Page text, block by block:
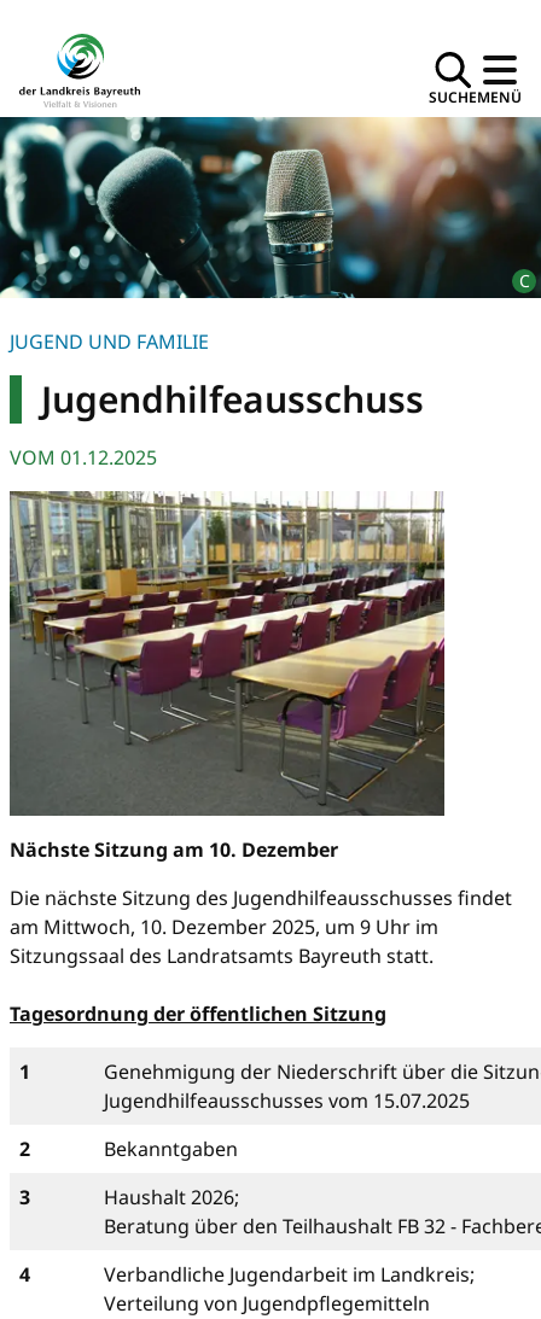
SUCHEMENÜ
JUGEND UND FAMILIE
Jugendhilfeausschuss
VOM 01.12.2025
Nächste Sitzung am 10. Dezember
Die nächste Sitzung des Jugendhilfeausschusses findet
am Mittwoch, 10. Dezember 2025, um 9 Uhr im
Sitzungssaal des Landratsamts Bayreuth statt.
Tagesordnung der öffentlichen Sitzung
1
Genehmigung der Niederschrift über die
Jugendhilfeausschusses vom 15.07.2025
2
Bekanntgaben
3
Haushalt 2026;
Beratung über den Teilhaushalt FB 32 -
4
Verbandliche Jugendarbeit im Landkreis;
Verteilung von Jugendpflegemitteln